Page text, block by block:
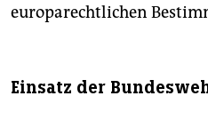
europarechtlichen
Einsatz der